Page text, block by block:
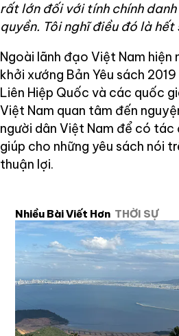
rất lớn đối với tính chính
quyền. Tôi nghĩ điều đó là
Ngoài lãnh đạo Việt Nam hiện
khởi xướng Bản Yêu sách
Liên Hiệp Quốc và các quốc
Việt Nam quan tâm đến
người dân Việt Nam để có
giúp cho những yêu sách nói
thuận lợi.
Nhiều Bài Viết Hơn THỜI SỰ